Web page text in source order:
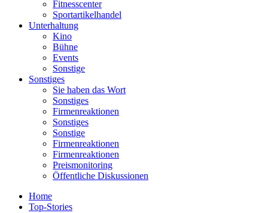
Fitnesscenter
Sportartikelhandel
Unterhaltung
Kino
Bühne
Events
Sonstige
Sonstiges
Sie haben das Wort
Sonstiges
Firmenreaktionen
Sonstiges
Sonstige
Firmenreaktionen
Firmenreaktionen
Preismonitoring
Öffentliche Diskussionen
Home
Top-Stories